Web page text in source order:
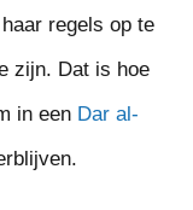
regels op te
zijn. Dat is hoe
in een Dar al-